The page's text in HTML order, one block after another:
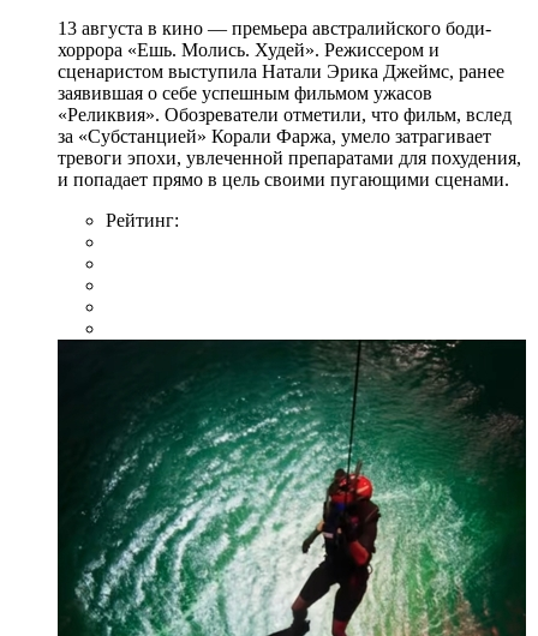
13 августа в кино — премьера австралийского боди-
хоррора «Ешь. Молись. Худей». Режиссером и
сценаристом выступила Натали Эрика Джеймс, ранее
заявившая о себе успешным фильмом ужасов
«Реликвия». Обозреватели отметили, что фильм, вслед
за «Субстанцией» Корали Фаржа, умело затрагивает
тревоги эпохи, увлеченной препаратами для похудения,
и попадает прямо в цель своими пугающими сценами.
Рейтинг: